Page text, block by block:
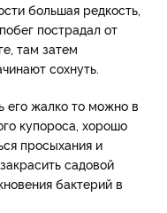
большая редкость,
пострадал от
там затем
сохнуть.
его жалко то можно в
купороса, хорошо
просыхания и
садовой
бактерий в